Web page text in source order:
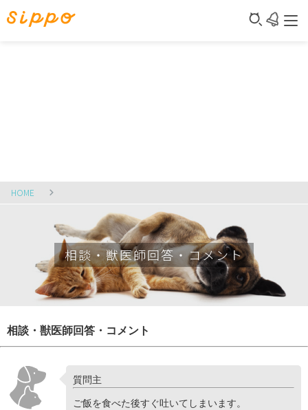
HOME
相談・獣医師回答・コメント
相談・獣医師回答・コメント
質問主
ご飯を食べた後すぐ吐いてしまいます。